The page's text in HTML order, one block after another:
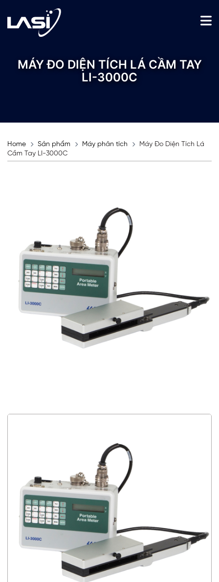
MÁY ĐO DIỆN TÍCH LÁ CẦM TAY
LI-3000C
Home Sản phẩm Máy phân tích
Máy Đo Diện Tích Lá
Cầm Tay LI-3000C